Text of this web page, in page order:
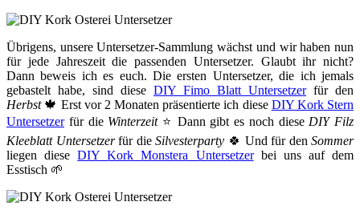
Übrigens, unsere Untersetzer-Sammlung wächst und wir haben nun
für jede Jahreszeit die passenden Untersetzer. Glaubt ihr nicht?
Dann beweis ich es euch. Die ersten Untersetzer, die ich jemals
gebastelt habe, sind diese DIY Fimo Blatt Untersetzerfür den
Herbst🍁 Erst vor 2 Monaten präsentierte ich diese DIY Kork Stern
Untersetzerfür die Winterzeit⭐️ Dann gibt es noch diese DIY Filz
Kleeblatt Untersetzerfür die Silvesterparty 🍀 Und für den Sommer
liegen dieseDIY Kork Monstera Untersetzerbei uns auf dem
Esstisch 🌱